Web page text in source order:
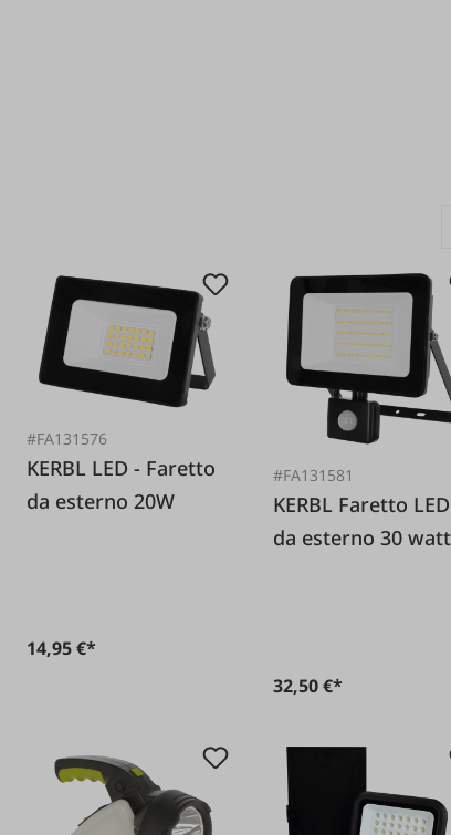
#FA131576
KERBL LED - Faretto
da esterno 20W
14,95 €*
#FA131581
KERBL Faretto LED
da esterno 30 watt
32,50 €*